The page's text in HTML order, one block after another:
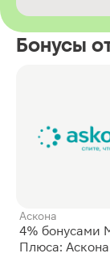
Бонусы
Аскона
4% бонусами
Плюса: Аскона